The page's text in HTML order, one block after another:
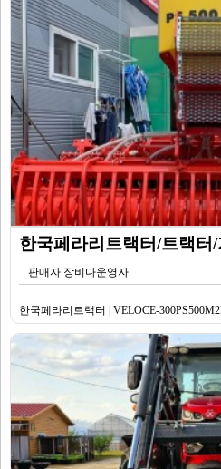
판매자 장비다운영자
한국페라리트랙터 | VELOCE-